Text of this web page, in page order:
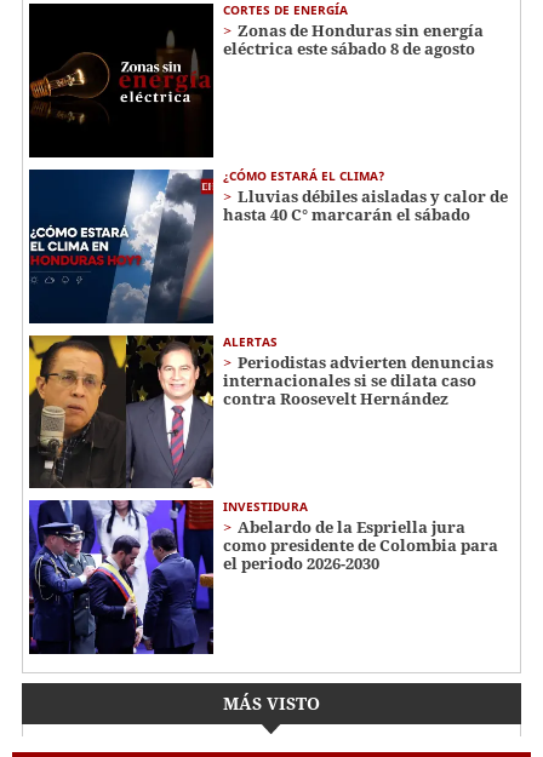
CORTES DE ENERGÍA
Zonas de Honduras sin energía
eléctrica este sábado 8 de agosto
¿CÓMO ESTARÁ EL CLIMA?
Lluvias débiles aisladas y calor de
hasta 40 C° marcarán el sábado
ALERTAS
Periodistas advierten denuncias
internacionales si se dilata caso
contra Roosevelt Hernández
INVESTIDURA
Abelardo de la Espriella jura
como presidente de Colombia para
el periodo 2026-2030
MÁS VISTO